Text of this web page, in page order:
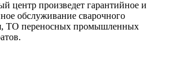
центр произведет гарантийное и
обслуживание сварочного
ТО переносных промышленных